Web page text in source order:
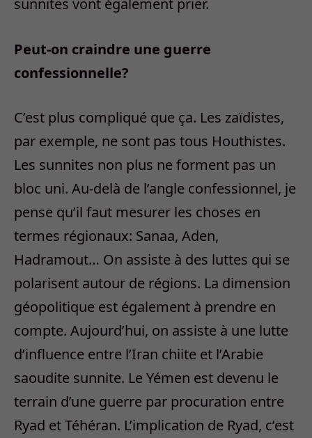
Peut-on craindre une guerre
confessionnelle?
C’est plus compliqué que ça. Les zaïdistes,
par exemple, ne sont pas tous Houthistes.
Les sunnites non plus ne forment pas un
bloc uni. Au-delà de l’angle confessionnel, je
pense qu’il faut mesurer les choses en
termes régionaux: Sanaa, Aden,
Hadramout… On assiste à des luttes qui se
polarisent autour de régions. La dimension
géopolitique est également à prendre en
compte. Aujourd’hui, on assiste à une lutte
d’influence entre l’Iran chiite et l’Arabie
saoudite sunnite. Le Yémen est devenu le
terrain d’une guerre par procuration entre
Ryad et Téhéran. L’implication de Ryad, c’est